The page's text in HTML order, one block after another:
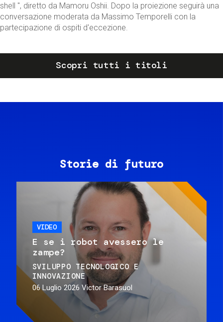
shell ", diretto da Mamoru Oshii. Dopo la proiezione seguirà una
conversazione moderata da Massimo Temporelli con la
partecipazione di ospiti d'eccezione.
Scopri tutti i titoli
Storie di futuro
VIDEO
E se i robot avessero le
zampe?
SVILUPPO TECNOLOGICO E
INNOVAZIONE
06 Luglio 2026 Victor Barasuol